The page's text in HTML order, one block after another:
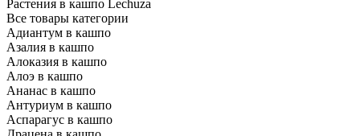
Растения в кашпо Lechuza
Все товары категории
Адиантум в кашпо
Азалия в кашпо
Алоказия в кашпо
Алоэ в кашпо
Ананас в кашпо
Антуриум в кашпо
Аспарагус в кашпо